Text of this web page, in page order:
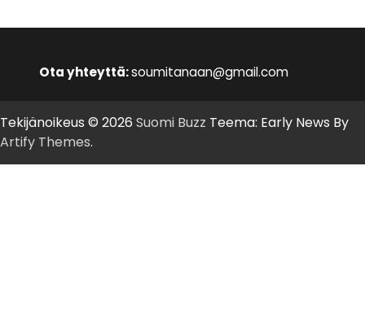
Ota yhteyttä:soumitanaan@gmail.com
Tekijänoikeus © 2026 Suomi Buzz Teema: Early News By
Artify Themes.